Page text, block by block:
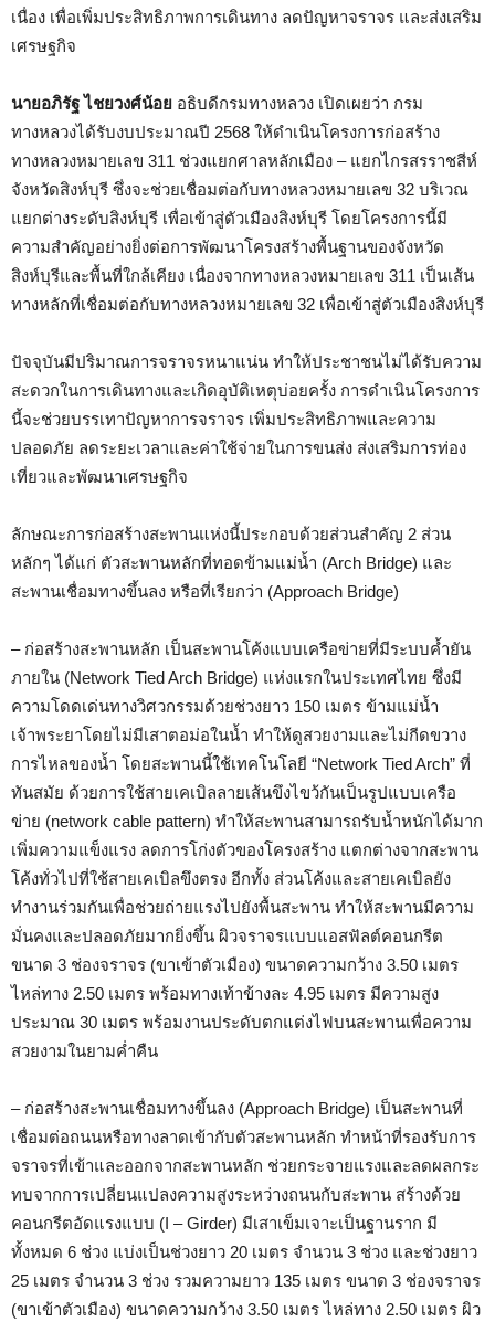
เนื่อง เพื่อเพิ่มประสิทธิภาพการเดินทาง ลดปัญหาจราจร และส่งเสริม
เศรษฐกิจ
นายอภิรัฐ ไชยวงศ์น้อย อธิบดีกรมทางหลวง เปิดเผยว่า กรม
ทางหลวงได้รับงบประมาณปี 2568 ให้ดำเนินโครงการก่อสร้าง
ทางหลวงหมายเลข 311 ช่วงแยกศาลหลักเมือง – แยกไกรสรราชสีห์
จังหวัดสิงห์บุรี ซึ่งจะช่วยเชื่อมต่อกับทางหลวงหมายเลข 32 บริเวณ
แยกต่างระดับสิงห์บุรี เพื่อเข้าสู่ตัวเมืองสิงห์บุรี โดยโครงการนี้มี
ความสำคัญอย่างยิ่งต่อการพัฒนาโครงสร้างพื้นฐานของจังหวัด
สิงห์บุรีและพื้นที่ใกล้เคียง เนื่องจากทางหลวงหมายเลข 311 เป็นเส้น
ทางหลักที่เชื่อมต่อกับทางหลวงหมายเลข 32 เพื่อเข้าสู่ตัวเมืองสิงห์บุรี
ปัจจุบันมีปริมาณการจราจรหนาแน่น ทำให้ประชาชนไม่ได้รับความ
สะดวกในการเดินทางและเกิดอุบัติเหตุบ่อยครั้ง การดำเนินโครงการ
นี้จะช่วยบรรเทาปัญหาการจราจร เพิ่มประสิทธิภาพและความ
ปลอดภัย ลดระยะเวลาและค่าใช้จ่ายในการขนส่ง ส่งเสริมการท่อง
เที่ยวและพัฒนาเศรษฐกิจ
ลักษณะการก่อสร้างสะพานแห่งนี้ประกอบด้วยส่วนสำคัญ 2 ส่วน
หลักๆ ได้แก่ ตัวสะพานหลักที่ทอดข้ามแม่น้ำ (Arch Bridge) และ
สะพานเชื่อมทางขึ้นลง หรือที่เรียกว่า (Approach Bridge)
– ก่อสร้างสะพานหลัก เป็นสะพานโค้งแบบเครือข่ายที่มีระบบค้ำยัน
ภายใน (Network Tied Arch Bridge) แห่งแรกในประเทศไทย ซึ่งมี
ความโดดเด่นทางวิศวกรรมด้วยช่วงยาว 150 เมตร ข้ามแม่น้ำ
เจ้าพระยาโดยไม่มีเสาตอม่อในน้ำ ทำให้ดูสวยงามและไม่กีดขวาง
การไหลของน้ำ โดยสะพานนี้ใช้เทคโนโลยี “Network Tied Arch” ที่
ทันสมัย ด้วยการใช้สายเคเบิลลายเส้นขึงไขว้กันเป็นรูปแบบเครือ
ข่าย (network cable pattern) ทำให้สะพานสามารถรับน้ำหนักได้มาก
เพิ่มความแข็งแรง ลดการโก่งตัวของโครงสร้าง แตกต่างจากสะพาน
โค้งทั่วไปที่ใช้สายเคเบิลขึงตรง อีกทั้ง ส่วนโค้งและสายเคเบิลยัง
ทำงานร่วมกันเพื่อช่วยถ่ายแรงไปยังพื้นสะพาน ทำให้สะพานมีความ
มั่นคงและปลอดภัยมากยิ่งขึ้น ผิวจราจรแบบแอสฟัลต์คอนกรีต
ขนาด 3 ช่องจราจร (ขาเข้าตัวเมือง) ขนาดความกว้าง 3.50 เมตร
ไหล่ทาง 2.50 เมตร พร้อมทางเท้าข้างละ 4.95 เมตร มีความสูง
ประมาณ 30 เมตร พร้อมงานประดับตกแต่งไฟบนสะพานเพื่อความ
สวยงามในยามค่ำคืน
– ก่อสร้างสะพานเชื่อมทางขึ้นลง (Approach Bridge) เป็นสะพานที่
เชื่อมต่อถนนหรือทางลาดเข้ากับตัวสะพานหลัก ทำหน้าที่รองรับการ
จราจรที่เข้าและออกจากสะพานหลัก ช่วยกระจายแรงและลดผลกระ
ทบจากการเปลี่ยนแปลงความสูงระหว่างถนนกับสะพาน สร้างด้วย
คอนกรีตอัดแรงแบบ (I – Girder) มีเสาเข็มเจาะเป็นฐานราก มี
ทั้งหมด 6 ช่วง แบ่งเป็นช่วงยาว 20 เมตร จำนวน 3 ช่วง และช่วงยาว
25 เมตร จำนวน 3 ช่วง รวมความยาว 135 เมตร ขนาด 3 ช่องจราจร
(ขาเข้าตัวเมือง) ขนาดความกว้าง 3.50 เมตร ไหล่ทาง 2.50 เมตร ผิว